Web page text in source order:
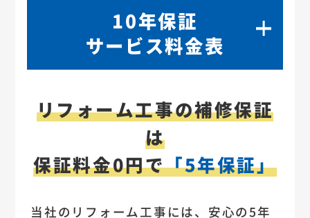
10年保証
サービス料金表
リフォーム工事の補修保証
は
保証料金0円で「5年保証」
当社のリフォーム工事には、安心の5年